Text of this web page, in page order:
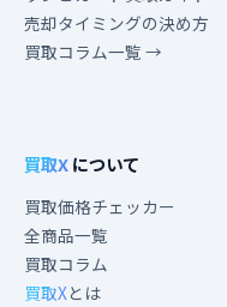
売却タイミングの決め方
買取コラム一覧 →
買取Xについて
買取価格チェッカー
全商品一覧
買取コラム
買取Xとは